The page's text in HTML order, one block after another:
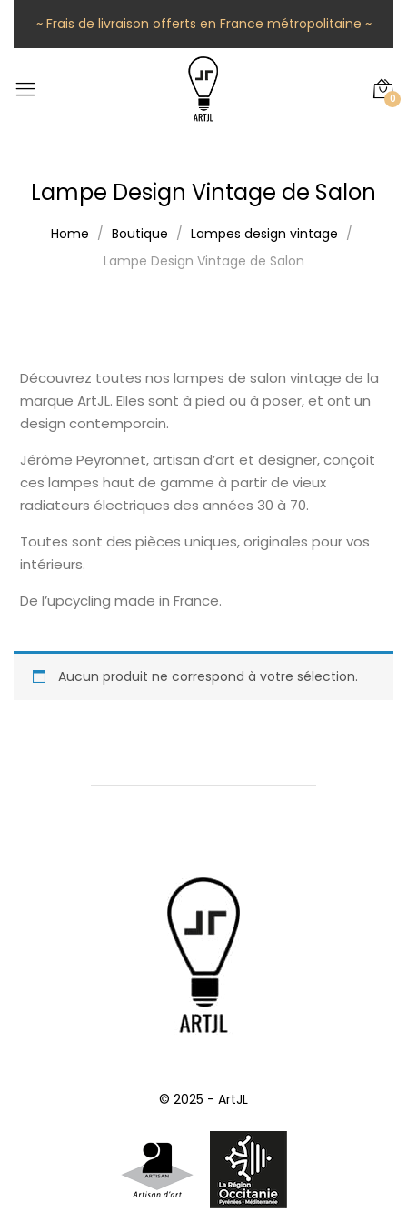
~ Frais de livraison offerts en France métropolitaine ~
0
Lampe Design Vintage de Salon
Home Boutique
Lampes design vintage
Lampe Design Vintage de Salon
Découvrez toutes nos lampes de salon vintage de la
marque ArtJL. Elles sont à pied ou à poser, et ont un
design contemporain.
Jérôme Peyronnet, artisan d’art et designer, conçoit
ces lampes haut de gamme à partir de vieux
radiateurs électriques des années 30 à 70.
Toutes sont des pièces uniques, originales pour vos
intérieurs.
De l’upcycling made in France.
Aucun produit ne correspond à votre sélection.
© 2025 - ArtJL